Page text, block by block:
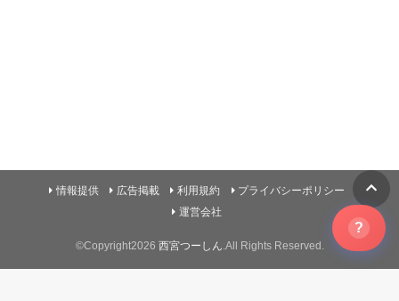
情報提供 広告掲載 利用規約
プライバシーポリシー
運営会社
©Copyright2026 西宮つーしん .All Rights Reserved.
?